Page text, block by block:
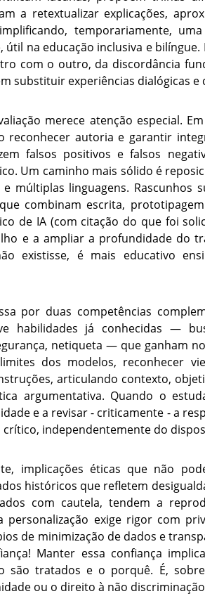
a retextualizar explicações,
temporariamente,
na educação inclusiva e
com o outro, da discordância
substituir experiências dialógicas
merece atenção especial.
reconhecer autoria e garantir
falsos positivos e falsos
Um caminho mais sólido é
múltiplas linguagens. Rascunhos
combinam escrita,
de IA (com citação do que foi
e a ampliar a profundidade do
existisse, é mais educativo
por duas competências
habilidades já conhecidas —
netiqueta — que ganham
dos modelos, reconhecer
articulando contexto,
argumentativa. Quando o
e a revisar - criticamente - a
crítico, independentemente do
implicações éticas que não
históricos que refletem
com cautela, tendem a
personalização exige rigor com
de minimização de dados e
Manter essa confiança
são tratados e o porquê. É,
ou o direito à não